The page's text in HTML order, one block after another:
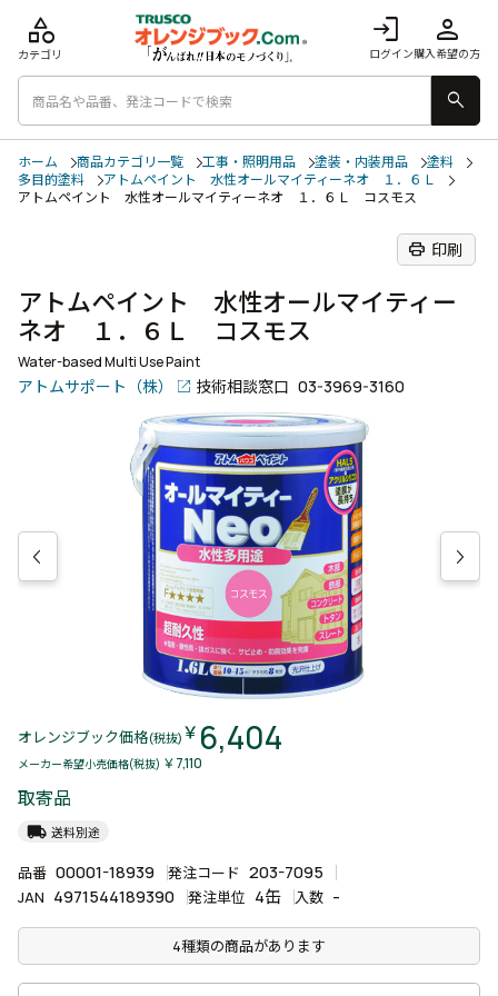
login
ログイン
person
購入希望の方
category
カテゴリ
search
ホーム 商品カテゴリ一覧 工事・照明用品 塗装・内装用品
塗料
多目的塗料
アトムペイント 水性オールマイティーネオ １．６Ｌ
アトムペイント 水性オールマイティーネオ １．６Ｌ コスモス
print 印刷
アトムペイント 水性オールマイティー
ネオ １．６Ｌ コスモス
Water-based Multi Use Paint
アトムサポート（株） 技術相談窓口 03-3969-3160
オレンジブック価格(税抜) ￥ 6,404
メーカー希望小売価格(税抜) ￥7,110
取寄品
local_shipping 送料別途
品番 00001-18939 発注コード 203-7095
JAN 4971544189390 発注単位 4缶 入数 -
4種類の商品があります